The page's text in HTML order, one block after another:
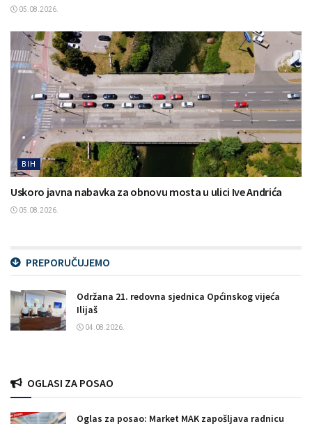
05.08.2026.
BIH
Uskoro javna nabavka za obnovu mosta u ulici Ive Andrića
05.08.2026.
PREPORUČUJEMO
Održana 21. redovna sjednica Općinskog vijeća
Ilijaš
04.08.2026.
OGLASI ZA POSAO
Oglas za posao: Market MAK zapošljava radnicu